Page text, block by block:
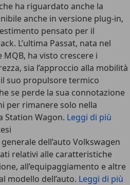
ha riguardato anche la
anche in versione plug-in,
pensato per il
L’ultima Passat, nata nel
ha visto crescere i
sia l’approccio alla mobilità
suo propulsore termico
se perde la sua connotazione
per rimanere solo nella
Station Wagon. Leggi di più
dell’auto Volkswagen
relativi alle caratteristiche
all’equipaggiamento e altre
modello dell’auto. Leggi di più